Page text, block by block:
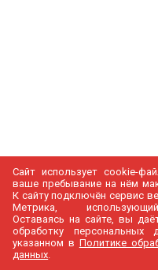
Сайт использует cookie-
ваше пребывание на нём
К cайту подключён сервис
Метрика,
Оставаясь на сайте, вы
обработку персональных
указанном в Политике
данных.